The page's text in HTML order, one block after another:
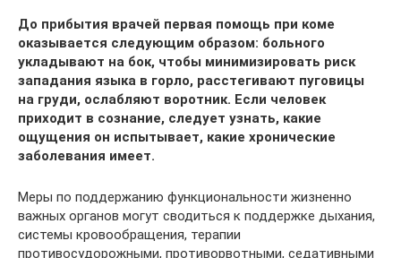
До прибытия врачей первая помощь при коме
оказывается следующим образом: больного
укладывают на бок, чтобы минимизировать риск
западания языка в горло, расстегивают пуговицы
на груди, ослабляют воротник. Если человек
приходит в сознание, следует узнать, какие
ощущения он испытывает, какие хронические
заболевания имеет.
Меры по поддержанию функциональности жизненно
важных органов могут сводиться к поддержке дыхания,
системы кровообращения, терапии
противосудорожными, противорвотными, седативными